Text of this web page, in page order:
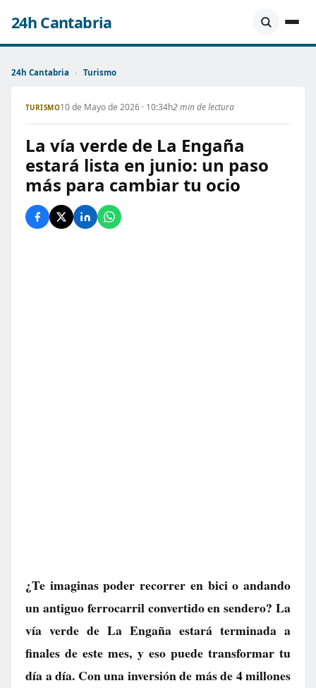
24h Cantabria
24h Cantabria › Turismo
TURISMO10 de Mayo de 2026 · 10:34h2 min de lectura
La vía verde de La Engaña
estará lista en junio: un paso
más para cambiar tu ocio
¿Te imaginas poder recorrer en bici o andando
un antiguo ferrocarril convertido en sendero? La
vía verde de La Engaña estará terminada a
finales de este mes, y eso puede transformar tu
día a día. Con una inversión de más de 4 millones